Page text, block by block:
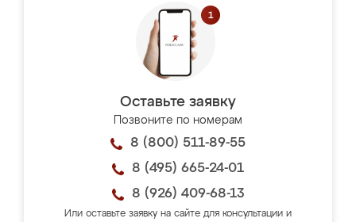
Оставьте заявку
Позвоните по номерам
8 (800) 511-89-55
8 (495) 665-24-01
8 (926) 409-68-13
Или оставьте заявку на сайте для консультации и